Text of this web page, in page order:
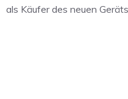
als Käufer des neuen